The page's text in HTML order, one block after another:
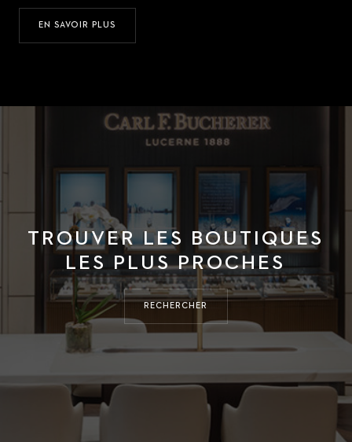
EN SAVOIR PLUS
TROUVER LES BOUTIQUES
LES PLUS PROCHES
RECHERCHER